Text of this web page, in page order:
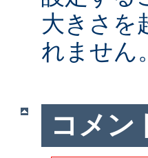
大きさを
れません。
コメン